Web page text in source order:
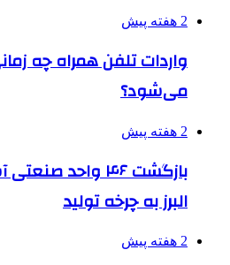
2 هفته پیش
واردات تلفن همراه چه
می‌شود؟
2 هفته پیش
بازگشت ۴۶ واحد
البرز به چرخه تولید
2 هفته پیش